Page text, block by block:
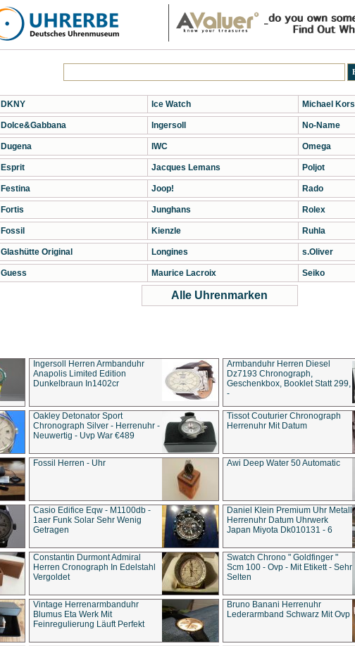
DKNY
Dolce&Gabbana
Dugena
Esprit
Festina
Fortis
Fossil
Glashütte Original
Guess
Ice Watch
Ingersoll
IWC
Jacques Lemans
Joop!
Junghans
Kienzle
Longines
Maurice Lacroix
Michael Kors
No-Name
Omega
Poljot
Rado
Rolex
Ruhla
s.Oliver
Seiko
Alle Uhrenmarken
Ingersoll Herren Armbanduhr
Anapolis Limited Edition
Dunkelbraun In1402cr
Armbanduhr Herren Diesel
Dz7193 Chro­no­graph,
Geschenkbox, Booklet Statt 299,
-
Oakley Detonator Sport
Chronograph Silver - Herrenuhr -
Neuwertig - Uvp War €489
Tissot Couturier Chronograph
Herrenuhr Mit Datum
Fossil Herren - Uhr Awi Deep Water 50 Automatic
Casio Edifice Eqw - M1100db -
1aer Funk Solar Sehr Wenig
Getragen
Daniel Klein Premium Uhr Metall
Herrenuhr Datum Uhrwerk
Japan Miyota Dk010131 - 6
Constantin Durmont Admiral
Herren Cronograph In Edelstahl
Vergoldet
Swatch Chrono " Goldfinger "
Scm 100 - Ovp - Mit Etikett - Sehr
Selten
Vintage Herrenarmbanduhr
Blumus Eta Werk Mit
Feinregulierung Läuft Perfekt
Bruno Banani Herrenuhr
Lederarmband Schwarz Mit Ovp